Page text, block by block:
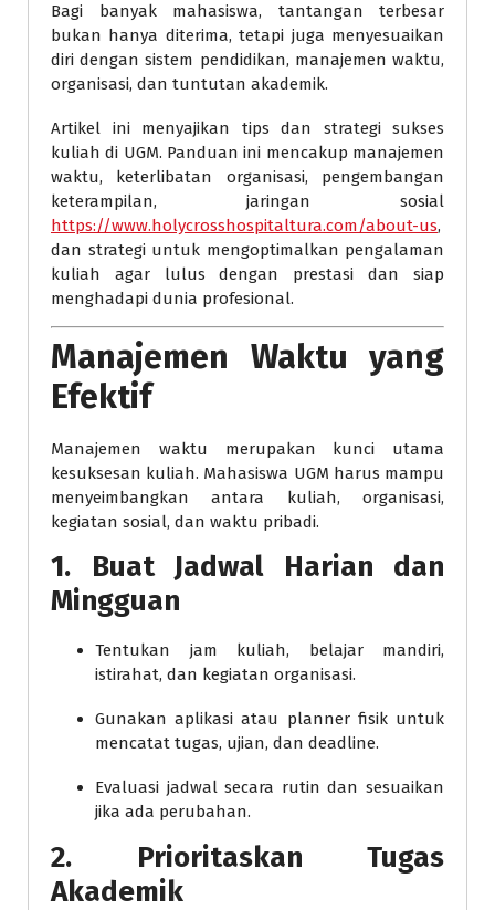
Bagi banyak mahasiswa, tantangan terbesar
bukan hanya diterima, tetapi juga menyesuaikan
diri dengan sistem pendidikan, manajemen waktu,
organisasi, dan tuntutan akademik.
Artikel ini menyajikan tips dan strategi sukses
kuliah di UGM. Panduan ini mencakup manajemen
waktu, keterlibatan organisasi, pengembangan
keterampilan, jaringan sosial
https://www.holycrosshospitaltura.com/about-us,
dan strategi untuk mengoptimalkan pengalaman
kuliah agar lulus dengan prestasi dan siap
menghadapi dunia profesional.
Manajemen Waktu yang
Efektif
Manajemen waktu merupakan kunci utama
kesuksesan kuliah. Mahasiswa UGM harus mampu
menyeimbangkan antara kuliah, organisasi,
kegiatan sosial, dan waktu pribadi.
1. Buat Jadwal Harian dan
Mingguan
Tentukan jam kuliah, belajar mandiri,
istirahat, dan kegiatan organisasi.
Gunakan aplikasi atau planner fisik untuk
mencatat tugas, ujian, dan deadline.
Evaluasi jadwal secara rutin dan sesuaikan
jika ada perubahan.
2. Prioritaskan Tugas
Akademik